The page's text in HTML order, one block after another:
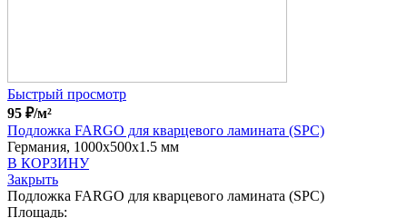
Быстрый просмотр
95 ₽/м²
Подложка FARGO для кварцевого ламината (SPC)
Германия, 1000x500x1.5 мм
В КОРЗИНУ
Закрыть
Подложка FARGO для кварцевого ламината (SPC)
Площадь: